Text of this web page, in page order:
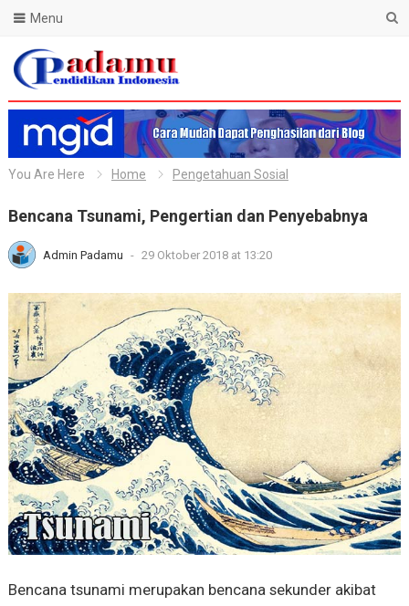
Blog Padamu
Menu
You Are Here Home Pengetahuan Sosial
Bencana Tsunami, Pengertian dan Penyebabnya
Admin Padamu - 29 Oktober 2018 at 13:20
Bencana tsunami merupakan bencana sekunder akibat